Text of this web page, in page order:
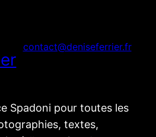
contact@deniseferrier.fr
Spadoni pour toutes les
textes,